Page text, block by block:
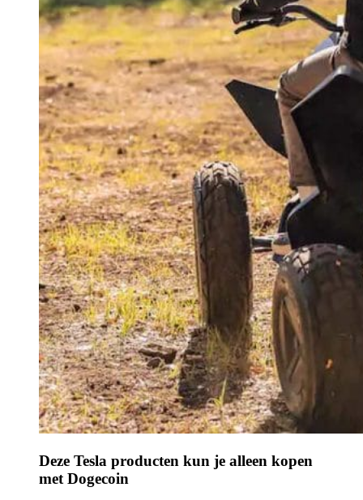
Deze Tesla producten kun je alleen kopen
met Dogecoin